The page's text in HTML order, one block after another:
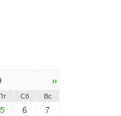
»
Сб Вс
5 6
7